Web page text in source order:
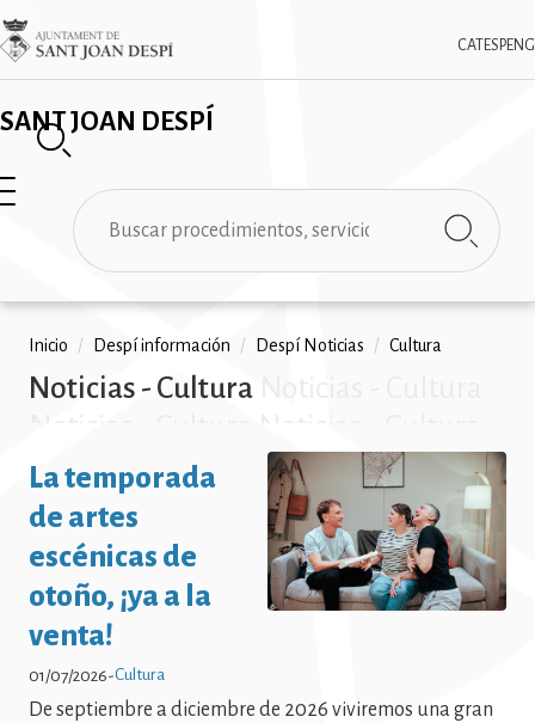
Pasar
al
contenido
SANT JOAN DESPÍ
CAT ESPENG
Imatge
✕
Buscar
Ruta
de
Inicio / Despí información / Despí Noticias / Cultura
Noticias - Cultura
Noticias - Cultura Noticias - Cultura
Noticias - Cultura Noticias - Cultura
Noticias - Cultura Noticias - Cultura
Noticias - Cultura Noticias - Cultura
Noticias - Cultura
La temporada
de artes
escénicas de
otoño, ¡ya a la
venta!
01/07/2026-Cultura
De septiembre a diciembre de 2026 viviremos una gran